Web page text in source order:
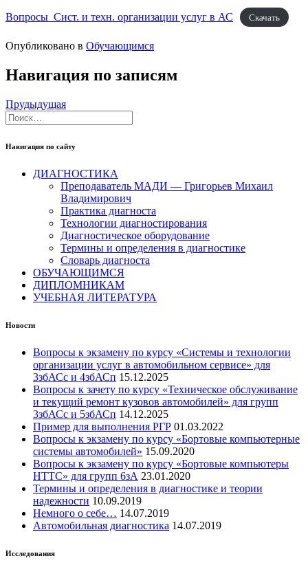
Вопросы_Сист. и техн. организации услуг в АС
Скачать
Опубликовано в Обучающимся
Навигация по записям
Прудыдущая
Навигация по сайту
ДИАГНОСТИКА
Преподаватель МАДИ — Григорьев Михаил
Владимирович
Практика диагноста
Технологии диагностирования
Диагностическое оборудование
Термины и определения в диагностике
Словарь диагноста
ОБУЧАЮЩИМСЯ
ДИПЛОМНИКАМ
УЧЕБНАЯ ЛИТЕРАТУРА
Новости
Вопросы к экзамену по курсу «Системы и технологии
организации услуг в автомобильном сервисе» для
3збАСс и 4збАСп 15.12.2025
Вопросы к зачету по курсу «Техническое обслуживание
и текущий ремонт кузовов автомобилей» для групп
3збАСс и 5збАСп 14.12.2025
Пример для выполнения РГР 01.03.2022
Вопросы к экзамену по курсу «Бортовые компьютерные
системы автомобилей» 15.09.2020
Вопросы к экзамену по курсу «Бортовые компьютеры
НТТС» для групп 6зА 23.01.2020
Термины и определения в диагностике и теории
надежности 10.09.2019
Немного о себе… 14.07.2019
Автомобильная диагностика 14.07.2019
Исследования